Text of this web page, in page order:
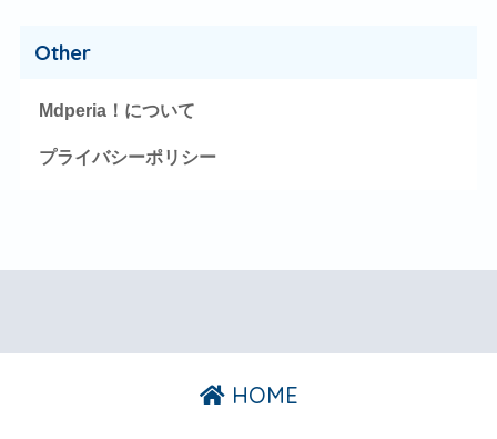
Other
Mdperia！について
プライバシーポリシー
HOME